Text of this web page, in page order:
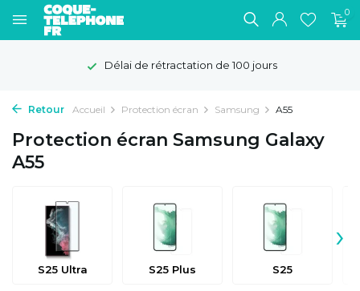
0
Délai de rétractation de 100 jours
Retour Accueil Protection écran Samsung A55
Protection écran Samsung Galaxy
A55
S25 Ultra S25 Plus S25
›